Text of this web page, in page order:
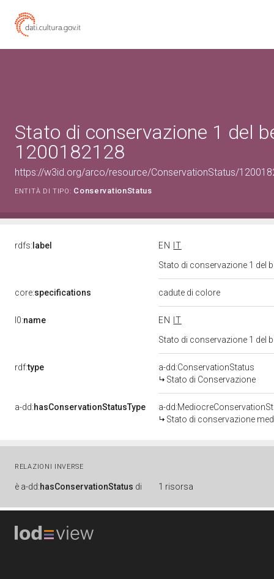
Stato di conservazione 1 del
1200182128
https://w3id.org/arco/resource/ConservationStatus/
ENTITÀ DI TIPO: ConservationStatus
rdfs: label EN
IT
Stato di conservazione 1 del
core:specifications cadute di colore
l0:name EN
IT
Stato di conservazione 1 del
rdf:type
a-dd:ConservationStatus
Stato di Conservazione
a-dd:hasConservationStatusType
a-
Stato di conservazione
RELAZIONI INVERSE
è a-dd:hasConservationStatus di 1 risorsa